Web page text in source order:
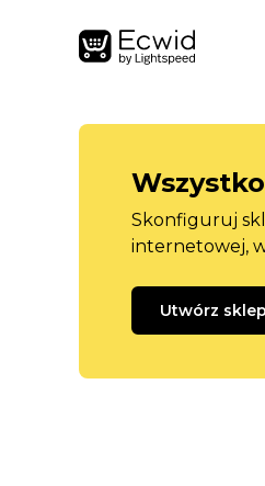
Skonfiguruj
internetowej,
Utwórz sklep